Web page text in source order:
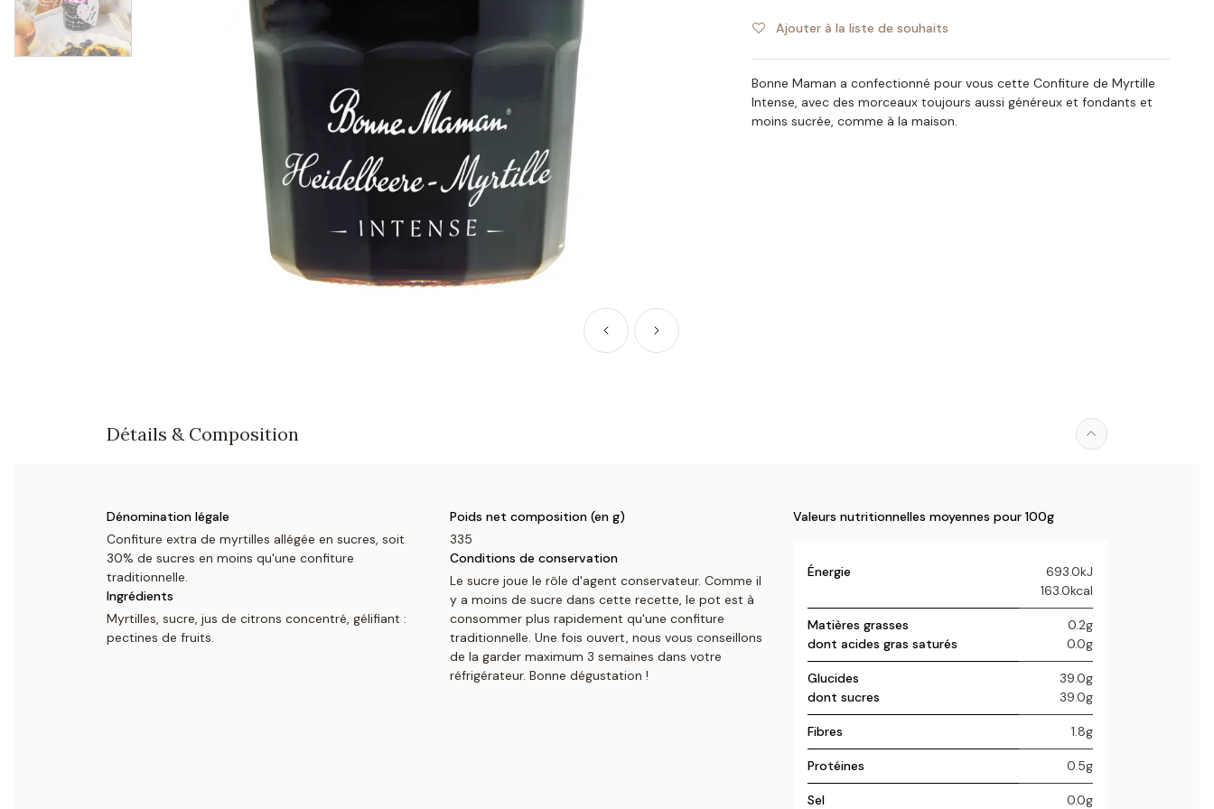
Ajouter à la liste de souhaits
Bonne Maman a confectionné pour vous cette Confiture de Myrtille
Intense, avec des morceaux toujours aussi généreux et fondants et
moins sucrée, comme à la maison.
Détails & Composition
Dénomination légale
Confiture extra de myrtilles allégée en sucres, soit
30% de sucres en moins qu'une confiture
traditionnelle.
Ingrédients
Myrtilles, sucre, jus de citrons concentré, gélifiant :
pectines de fruits.
Poids net composition (en g)
335
Conditions de conservation
Le sucre joue le rôle d'agent conservateur. Comme il
y a moins de sucre dans cette recette, le pot est à
consommer plus rapidement qu'une confiture
traditionnelle. Une fois ouvert, nous vous conseillons
de la garder maximum 3 semaines dans votre
réfrigérateur. Bonne dégustation !
Valeurs nutritionnelles moyennes pour 100g
Énergie
693.0kJ
163.0kcal
Matières grasses
0.2g
dont acides gras saturés
0.0g
Glucides
39.0g
dont sucres
39.0g
Fibres 1.8g
Protéines 0.5g
Sel 0.0g